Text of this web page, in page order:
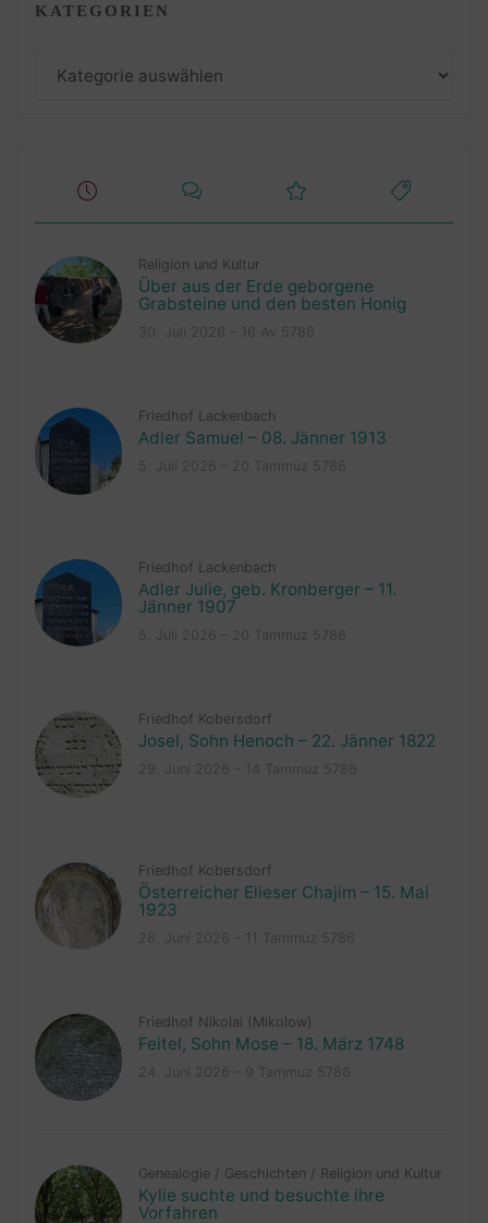
KATEGORIEN
Religion und Kultur
Über aus der Erde geborgene
Grabsteine und den besten Honig
Friedhof Lackenbach
Adler Samuel – 08. Jänner 1913
Friedhof Lackenbach
Adler Julie, geb. Kronberger – 11.
Jänner 1907
Friedhof Kobersdorf
Josel, Sohn Henoch – 22. Jänner 1822
Friedhof Kobersdorf
Österreicher Elieser Chajim – 15. Mai
1923
Friedhof Nikolai (Mikolow)
Feitel, Sohn Mose – 18. März 1748
Genealogie / Geschichten / Religion und Kultur
Kylie suchte und besuchte ihre
Vorfahren